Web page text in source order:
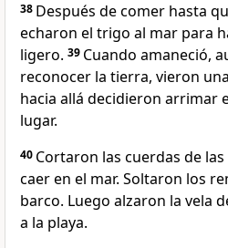
38 Después de comer hasta
echaron el trigo al mar para
ligero. 39 Cuando amaneció,
reconocer la tierra, vieron
hacia allá decidieron arrimar
lugar.
40 Cortaron las cuerdas de
caer en el mar. Soltaron los
barco. Luego alzaron la vela
a la playa.